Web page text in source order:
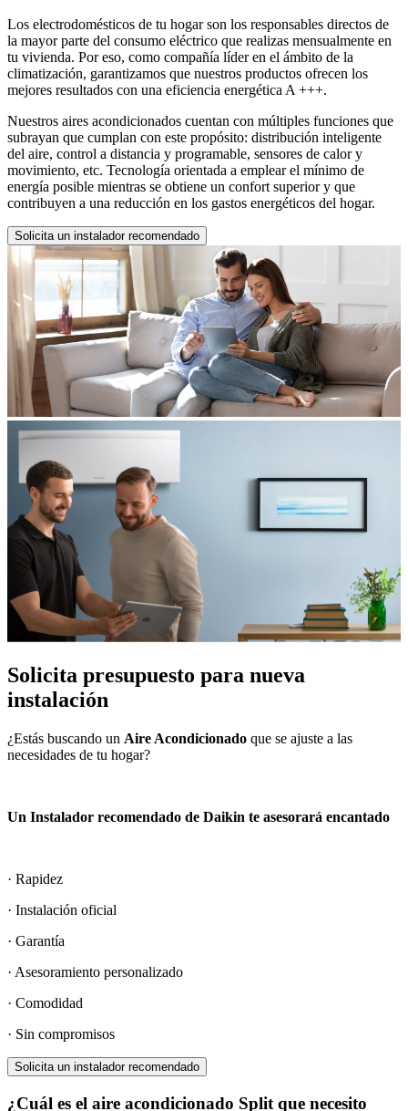
Los electrodomésticos de tu hogar son los responsables directos de
la mayor parte del consumo eléctrico que realizas mensualmente en
tu vivienda. Por eso, como compañía líder en el ámbito de la
climatización, garantizamos que nuestros productos ofrecen los
mejores resultados con una eficiencia energética A +++.
Nuestros aires acondicionados cuentan con múltiples funciones que
subrayan que cumplan con este propósito: distribución inteligente
del aire, control a distancia y programable, sensores de calor y
movimiento, etc. Tecnología orientada a emplear el mínimo de
energía posible mientras se obtiene un confort superior y que
contribuyen a una reducción en los gastos energéticos del hogar.
Solicita un instalador recomendado
Solicita presupuesto para nueva
instalación
¿Estás buscando un Aire Acondicionado que se ajuste a las
necesidades de tu hogar?
Un Instalador recomendado de Daikin te asesorará encantado
· Rapidez
· Instalación oficial
· Garantía
· Asesoramiento personalizado
· Comodidad
· Sin compromisos
Solicita un instalador recomendado
¿Cuál es el aire acondicionado Split que necesito